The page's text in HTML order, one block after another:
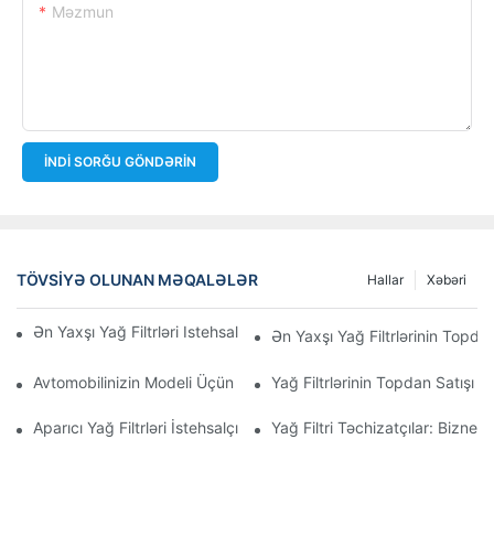
Məzmun
İNDI SORĞU GÖNDƏRIN
TÖVSIYƏ OLUNAN MƏQALƏLƏR Xəbəri
Hallar
Ən Yaxşı Yağ Filtrləri Istehsal Edən Şirkətlər: Hərtərəfli Baxış
Ən Yaxşı Yağ Filtrlərinin
Avtomobilinizin Modeli Üçün Düzgün Yağ Filtrinin Seçilməsi:
Yağ Filtrlərinin Topdan Satışı
Aparıcı Yağ Filtrləri İstehsalçılarına Və Onların İnnovasiyalarına
Yağ Filtri Təchizatçılar: